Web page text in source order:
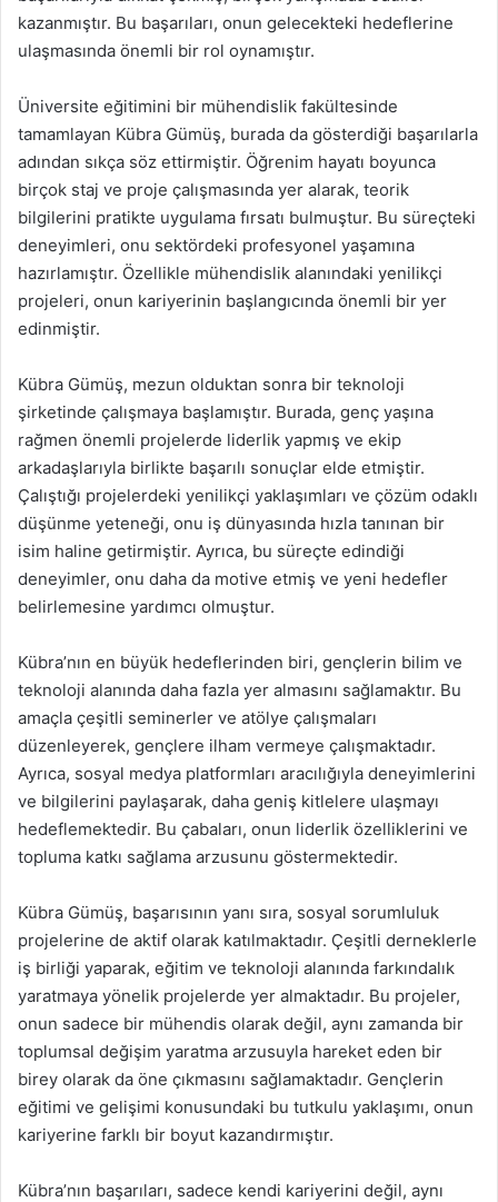
kazanmıştır. Bu başarıları, onun gelecekteki hedeflerine
ulaşmasında önemli bir rol oynamıştır.
Üniversite eğitimini bir mühendislik fakültesinde
tamamlayan Kübra Gümüş, burada da gösterdiği başarılarla
adından sıkça söz ettirmiştir. Öğrenim hayatı boyunca
birçok staj ve proje çalışmasında yer alarak, teorik
bilgilerini pratikte uygulama fırsatı bulmuştur. Bu süreçteki
deneyimleri, onu sektördeki profesyonel yaşamına
hazırlamıştır. Özellikle mühendislik alanındaki yenilikçi
projeleri, onun kariyerinin başlangıcında önemli bir yer
edinmiştir.
Kübra Gümüş, mezun olduktan sonra bir teknoloji
şirketinde çalışmaya başlamıştır. Burada, genç yaşına
rağmen önemli projelerde liderlik yapmış ve ekip
arkadaşlarıyla birlikte başarılı sonuçlar elde etmiştir.
Çalıştığı projelerdeki yenilikçi yaklaşımları ve çözüm odaklı
düşünme yeteneği, onu iş dünyasında hızla tanınan bir
isim haline getirmiştir. Ayrıca, bu süreçte edindiği
deneyimler, onu daha da motive etmiş ve yeni hedefler
belirlemesine yardımcı olmuştur.
Kübra’nın en büyük hedeflerinden biri, gençlerin bilim ve
teknoloji alanında daha fazla yer almasını sağlamaktır. Bu
amaçla çeşitli seminerler ve atölye çalışmaları
düzenleyerek, gençlere ilham vermeye çalışmaktadır.
Ayrıca, sosyal medya platformları aracılığıyla deneyimlerini
ve bilgilerini paylaşarak, daha geniş kitlelere ulaşmayı
hedeflemektedir. Bu çabaları, onun liderlik özelliklerini ve
topluma katkı sağlama arzusunu göstermektedir.
Kübra Gümüş, başarısının yanı sıra, sosyal sorumluluk
projelerine de aktif olarak katılmaktadır. Çeşitli derneklerle
iş birliği yaparak, eğitim ve teknoloji alanında farkındalık
yaratmaya yönelik projelerde yer almaktadır. Bu projeler,
onun sadece bir mühendis olarak değil, aynı zamanda bir
toplumsal değişim yaratma arzusuyla hareket eden bir
birey olarak da öne çıkmasını sağlamaktadır. Gençlerin
eğitimi ve gelişimi konusundaki bu tutkulu yaklaşımı, onun
kariyerine farklı bir boyut kazandırmıştır.
Kübra’nın başarıları, sadece kendi kariyerini değil, aynı